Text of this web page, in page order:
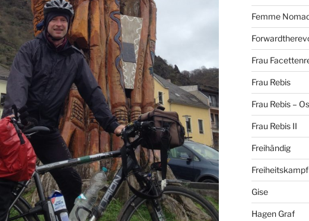
Femme
Frau
Frau Rebis
Frau Rebis –
Frau Rebis II
Freihändig
Freiheitskampf
Gise
Hagen Graf